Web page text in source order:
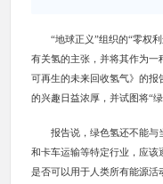
“地球正义”组织的“零权
有关氢的主张，并将其作为一
可再生的未来回收氢气》的
的兴趣日益浓厚，并试图将“
报告说，绿色氢还不能与
和卡车运输等特定行业，应
是否可以用于人类所有能源